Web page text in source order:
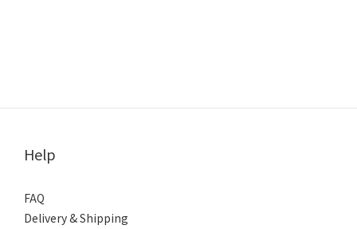
Help
FAQ
Delivery & Shipping